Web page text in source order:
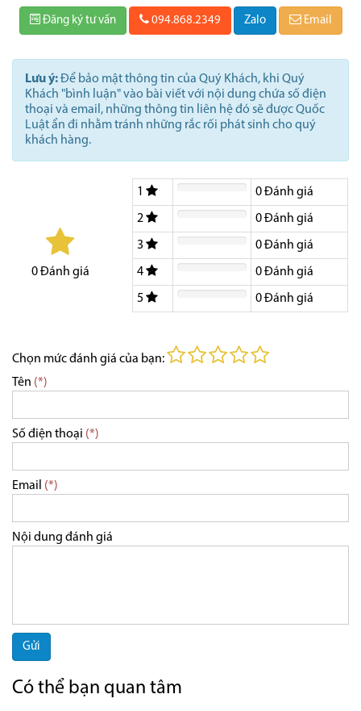
Đăng ký tư vấn 094.868.2349 Zalo Email
Lưu ý:Để bảo mật thông tin của Quý Khách, khi Quý
Khách "bình luận" vào bài viết với nội dung chứa số điện
thoại và email, những thông tin liên hệ đó sẽ được Quốc
Luật ẩn đi nhằm tránh những rắc rối phát sinh cho quý
khách hàng.
0Đánh giá
1 0Đánh giá
2 0Đánh giá
3 0Đánh giá
4 0Đánh giá
5 0Đánh giá
Chọn mức đánh giá của bạn:
Tên (*)
Số điện thoại (*)
Email (*)
Nội dung đánh giá
Gửi
Có thể bạn quan tâm